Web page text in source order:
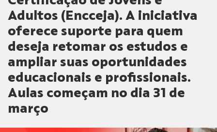
Adultos (Encceja). A iniciativa
oferece suporte para quem
deseja retomar os estudos e
ampliar suas oportunidades
educacionais e profissionais.
Aulas começam no dia 31 de
março